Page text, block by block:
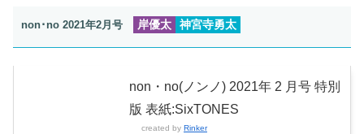
non･no 2021年2月号 岸優太 神宮寺勇太
non・no(ノンノ) 2021年 2 月号 特別
版 表紙:SixTONES
created by Rinker